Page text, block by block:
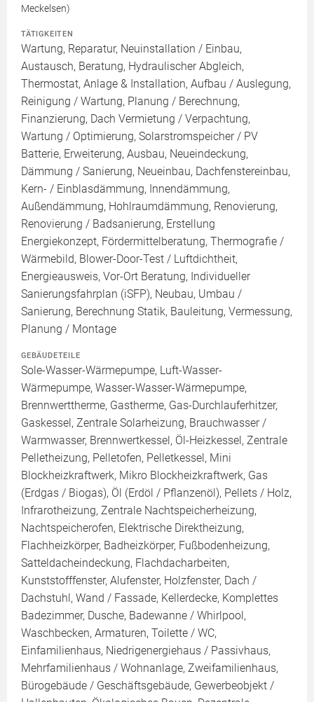
Meckelsen)
TÄTIGKEITEN
Wartung, Reparatur, Neuinstallation / Einbau,
Austausch, Beratung, Hydraulischer Abgleich,
Thermostat, Anlage & Installation, Aufbau / Auslegung,
Reinigung / Wartung, Planung / Berechnung,
Finanzierung, Dach Vermietung / Verpachtung,
Wartung / Optimierung, Solarstromspeicher / PV
Batterie, Erweiterung, Ausbau, Neueindeckung,
Dämmung / Sanierung, Neueinbau, Dachfenstereinbau,
Kern- / Einblasdämmung, Innendämmung,
Außendämmung, Hohlraumdämmung, Renovierung,
Renovierung / Badsanierung, Erstellung
Energiekonzept, Fördermittelberatung, Thermografie /
Wärmebild, Blower-Door-Test / Luftdichtheit,
Energieausweis, Vor-Ort Beratung, Individueller
Sanierungsfahrplan (iSFP), Neubau, Umbau /
Sanierung, Berechnung Statik, Bauleitung, Vermessung,
Planung / Montage
GEBÄUDETEILE
Sole-Wasser-Wärmepumpe, Luft-Wasser-
Wärmepumpe, Wasser-Wasser-Wärmepumpe,
Brennwerttherme, Gastherme, Gas-Durchlauferhitzer,
Gaskessel, Zentrale Solarheizung, Brauchwasser /
Warmwasser, Brennwertkessel, Öl-Heizkessel, Zentrale
Pelletheizung, Pelletofen, Pelletkessel, Mini
Blockheizkraftwerk, Mikro Blockheizkraftwerk, Gas
(Erdgas / Biogas), Öl (Erdöl / Pflanzenöl), Pellets / Holz,
Infrarotheizung, Zentrale Nachtspeicherheizung,
Nachtspeicherofen, Elektrische Direktheizung,
Flachheizkörper, Badheizkörper, Fußbodenheizung,
Satteldacheindeckung, Flachdacharbeiten,
Kunststofffenster, Alufenster, Holzfenster, Dach /
Dachstuhl, Wand / Fassade, Kellerdecke, Komplettes
Badezimmer, Dusche, Badewanne / Whirlpool,
Waschbecken, Armaturen, Toilette / WC,
Einfamilienhaus, Niedrigenergiehaus / Passivhaus,
Mehrfamilienhaus / Wohnanlage, Zweifamilienhaus,
Bürogebäude / Geschäftsgebäude, Gewerbeobjekt /